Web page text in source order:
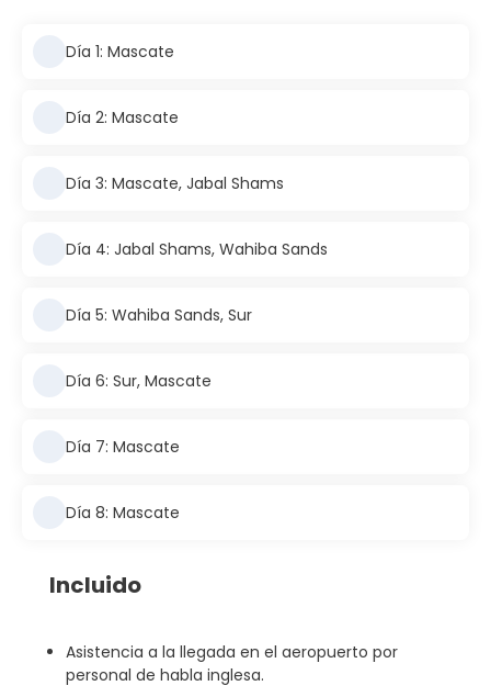
Día 1: Mascate
Día 2: Mascate
Día 3: Mascate, Jabal Shams
Día 4: Jabal Shams, Wahiba Sands
Día 5: Wahiba Sands, Sur
Día 6: Sur, Mascate
Día 7: Mascate
Día 8: Mascate
Incluido
Asistencia a la llegada en el aeropuerto por
personal de habla inglesa.